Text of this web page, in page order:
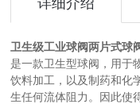
详细介绍
卫生级工业球阀两片式球
是一款卫生型球阀，用于
饮料加工，以及制药和化
生任何流体阻力。因此使